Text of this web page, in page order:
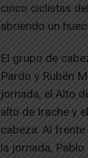
cinco ciclistas
abriendo un
El grupo de
Pardo y Rubén
jornada, el Alto
alto de Irache y
cabeza. Al
la jornada,